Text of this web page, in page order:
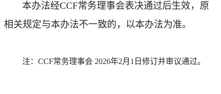
本办法经CCF常务理事会表决通过后生效，原
相关规定与本办法不一致的，以本办法为准。
注：CCF常务理事会 2026年2月1日修订并审议通过。